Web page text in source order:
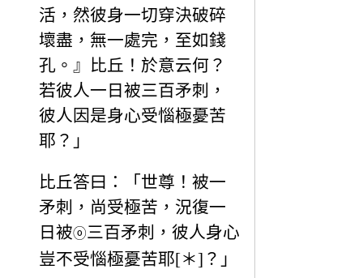
活，然彼身一切穿決破碎
壞盡，無一處完，至如錢
孔。』比丘！於意云何？
若彼人一日被三百矛刺，
彼人因是身心受惱極憂苦
耶？」
比丘答曰：「世尊！被一
矛刺，尚受極苦，況復一
日被ⓞ三百矛刺，彼人身心
豈不受惱極憂苦耶[＊]？」